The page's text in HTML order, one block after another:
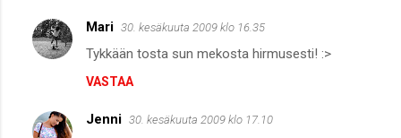
Mari 30. kesäkuuta 2009 klo 16.35
Tykkään tosta sun mekosta hirmusesti! :>
VASTAA
Jenni 30. kesäkuuta 2009 klo 17.10